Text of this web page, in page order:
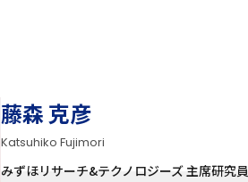
藤森 克彦
Katsuhiko Fujimori
みずほリサーチ&テクノロジーズ 主席研究員